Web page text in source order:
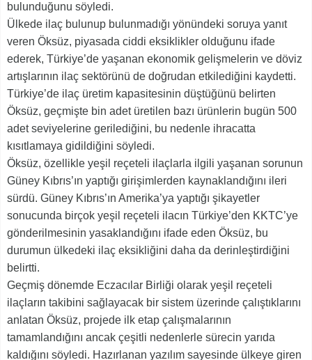
bulunduğunu söyledi.
Ülkede ilaç bulunup bulunmadığı yönündeki soruya yanıt
veren Öksüz, piyasada ciddi eksiklikler olduğunu ifade
ederek, Türkiye’de yaşanan ekonomik gelişmelerin ve döviz
artışlarının ilaç sektörünü de doğrudan etkilediğini kaydetti.
Türkiye’de ilaç üretim kapasitesinin düştüğünü belirten
Öksüz, geçmişte bin adet üretilen bazı ürünlerin bugün 500
adet seviyelerine gerilediğini, bu nedenle ihracatta
kısıtlamaya gidildiğini söyledi.
Öksüz, özellikle yeşil reçeteli ilaçlarla ilgili yaşanan sorunun
Güney Kıbrıs’ın yaptığı girişimlerden kaynaklandığını ileri
sürdü. Güney Kıbrıs’ın Amerika’ya yaptığı şikayetler
sonucunda birçok yeşil reçeteli ilacın Türkiye’den KKTC’ye
gönderilmesinin yasaklandığını ifade eden Öksüz, bu
durumun ülkedeki ilaç eksikliğini daha da derinleştirdiğini
belirtti.
Geçmiş dönemde Eczacılar Birliği olarak yeşil reçeteli
ilaçların takibini sağlayacak bir sistem üzerinde çalıştıklarını
anlatan Öksüz, projede ilk etap çalışmalarının
tamamlandığını ancak çeşitli nedenlerle sürecin yarıda
kaldığını söyledi. Hazırlanan yazılım sayesinde ülkeye giren